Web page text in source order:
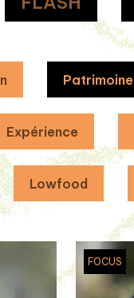
Patrimoine
Expérience
Lowfood
FOCUS